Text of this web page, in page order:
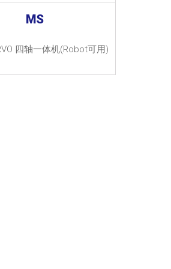
MS
四轴一体机(Robot可用)